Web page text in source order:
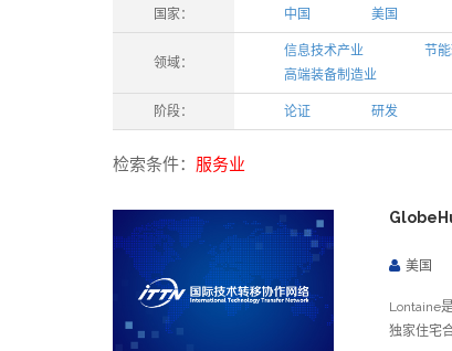
国家： 中国 美国
领域：
信息技术产业 节
高端装备制造业
阶段： 论证 研发
检索条件： 服务业
美国
Lontaine
独家住宅